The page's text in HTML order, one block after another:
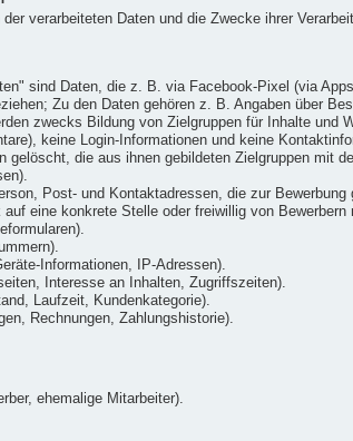
verarbeiteten Daten und die Zwecke ihrer
sind Daten, die z. B. via Facebook-Pixel (via
Zu den Daten gehören z. B. Angaben über
zwecks Bildung von Zielgruppen für Inhalte
keine Login-Informationen und keine
gelöscht, die aus ihnen gebildeten Zielgruppen mit
Post- und Kontaktadressen, die zur
eine konkrete Stelle oder freiwillig von
Informationen, IP-Adressen).
Interesse an Inhalten, Zugriffszeiten).
Laufzeit, Kundenkategorie).
Rechnungen, Zahlungshistorie).
ehemalige Mitarbeiter).